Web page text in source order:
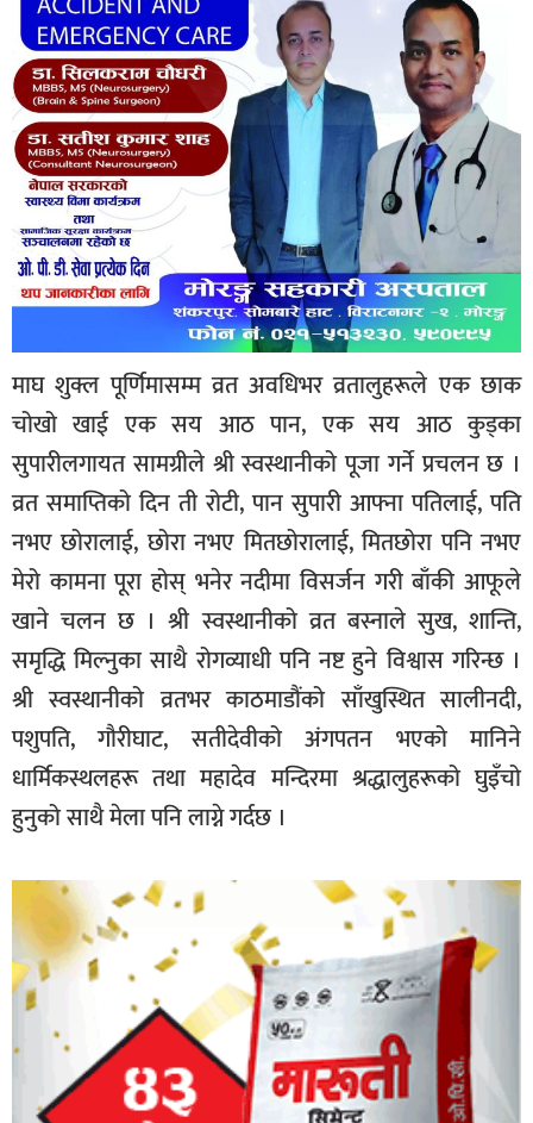
माघ शुक्ल पूर्णिमासम्म व्रत अवधिभर व्रतालुहरूले एक छाक
चोखो खाई एक सय आठ पान, एक सय आठ कुड्का
सुपारीलगायत सामग्रीले श्री स्वस्थानीको पूजा गर्ने प्रचलन छ ।
व्रत समाप्तिको दिन ती रोटी, पान सुपारी आफ्ना पतिलाई, पति
नभए छोरालाई, छोरा नभए मितछोरालाई, मितछोरा पनि नभए
मेरो कामना पूरा होस् भनेर नदीमा विसर्जन गरी बाँकी आफूले
खाने चलन छ । श्री स्वस्थानीको व्रत बस्नाले सुख, शान्ति,
समृद्धि मिल्नुका साथै रोगव्याधी पनि नष्ट हुने विश्वास गरिन्छ ।
श्री स्वस्थानीको व्रतभर काठमाडौंको साँखुस्थित सालीनदी,
पशुपति, गौरीघाट, सतीदेवीको अंगपतन भएको मानिने
धार्मिकस्थलहरू तथा महादेव मन्दिरमा श्रद्धालुहरूको घुइँचो
हुनुको साथै मेला पनि लाग्ने गर्दछ ।